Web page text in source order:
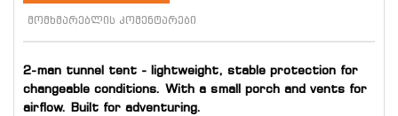
ᲛᲝᲛᲮᲛᲐᲠᲔᲑᲚᲘᲡ ᲙᲝᲛᲔᲜᲢᲐᲠᲔᲑᲘ
2-man tunnel tent - lightweight, stable protection for
changeable conditions. With a small porch and vents for
airflow. Built for adventuring.